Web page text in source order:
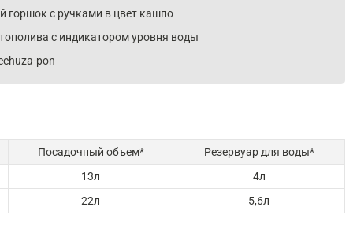
горшок с ручками в цвет кашпо
с индикатором уровня воды
pon
Посадочный объем*
Резервуар для воды*
13л
4л
22л
5,6л